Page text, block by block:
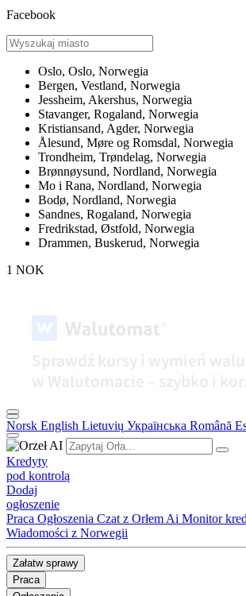
Facebook
Oslo, Oslo, Norwegia
Bergen, Vestland, Norwegia
Jessheim, Akershus, Norwegia
Stavanger, Rogaland, Norwegia
Kristiansand, Agder, Norwegia
Ålesund, Møre og Romsdal, Norwegia
Trondheim, Trøndelag, Norwegia
Brønnøysund, Nordland, Norwegia
Mo i Rana, Nordland, Norwegia
Bodø, Nordland, Norwegia
Sandnes, Rogaland, Norwegia
Fredrikstad, Østfold, Norwegia
Drammen, Buskerud, Norwegia
1 NOK
Norsk English Lietuvių Українська Română
Kredyty
pod kontrolą
Dodaj
ogłoszenie
Praca Ogłoszenia Czat z Orłem Ai Monitor
Wiadomości z Norwegii
Załatw sprawy
Praca